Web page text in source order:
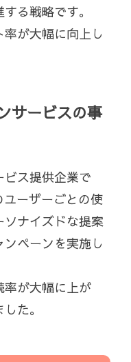
る戦略です。
が大幅に向上し
サービスの事
ス提供企業で
ユーザーごとの使
ナイズドな提案
ペーンを実施し
率が大幅に上が
た。